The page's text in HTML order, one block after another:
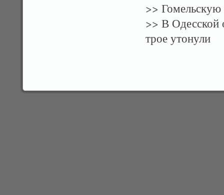
>>
>> В Одесской
трое утонули